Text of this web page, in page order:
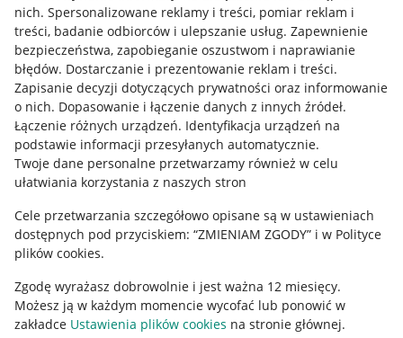
nich. Spersonalizowane reklamy i treści, pomiar reklam i
treści, badanie odbiorców i ulepszanie usług. Zapewnienie
bezpieczeństwa, zapobieganie oszustwom i naprawianie
błędów. Dostarczanie i prezentowanie reklam i treści.
Zapisanie decyzji dotyczących prywatności oraz informowanie
o nich. Dopasowanie i łączenie danych z innych źródeł.
Łączenie różnych urządzeń. Identyfikacja urządzeń na
podstawie informacji przesyłanych automatycznie.
Twoje dane personalne przetwarzamy również w celu
ułatwiania korzystania z naszych stron
Cele przetwarzania szczegółowo opisane są w ustawieniach
dostępnych pod przyciskiem: “ZMIENIAM ZGODY” i w Polityce
plików cookies.
Zgodę wyrażasz dobrowolnie i jest ważna 12 miesięcy.
Możesz ją w każdym momencie wycofać lub ponowić w
zakładce Ustawienia plików cookies na stronie głównej.
Allegro Gadane dla kupujących
Mapa miejscowości
Informacje prawne
Regulamin
Polityka plików "cookies"
Ustawienia plików "cookies"
Udostępnianie lokalizacji
Informacje dla Aktu o Usługach Cyfrowych
Pobierz aplikację